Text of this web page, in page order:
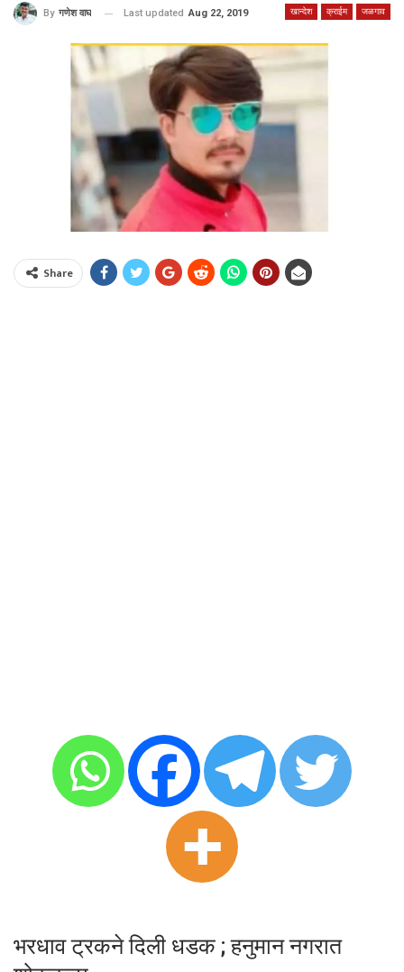
खान्देश क्राईम जळगाव
By गणेश वाघ Last updated Aug 22, 2019
Share
भरधाव ट्रकने दिली धडक ; हनुमान नगरात